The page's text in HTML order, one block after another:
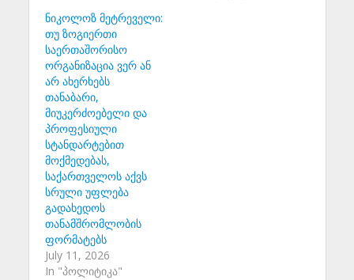
ნიკოლოზ მეტრეველი:
თუ ზოგიერთი
საერთაშორისო
ორგანიზაცია ვერ ან
არ ახერხებს
თანაბარი,
მიუკერძოებელი და
პროფესიული
სტანდარტებით
მოქმედებას,
საქართველოს აქვს
სრული უფლება
გადახედოს
თანამშრომლობის
ფორმატებს
July 11, 2026
In "პოლიტიკა"